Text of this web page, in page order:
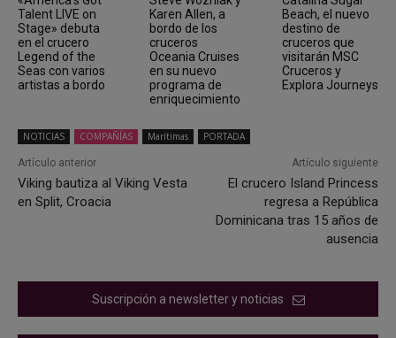
Talent LIVE on
Stage» debuta
en el crucero
Legend of the
Seas con varios
artistas a bordo
Karen Allen, a
bordo de los
cruceros
Oceania Cruises
en su nuevo
programa de
enriquecimiento
Beach, el nuevo
destino de
cruceros que
visitarán MSC
Cruceros y
Explora Journeys
NOTICIAS COMPAÑÍAS Marítimas PORTADA
Artículo anterior
Viking bautiza al Viking Vesta
en Split, Croacia
Artículo siguiente
El crucero Island Princess
regresa a República
Dominicana tras 15 años de
ausencia
Suscripción a newsletter y noticias